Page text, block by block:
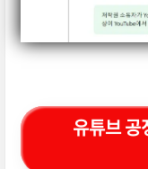
유튜브 공